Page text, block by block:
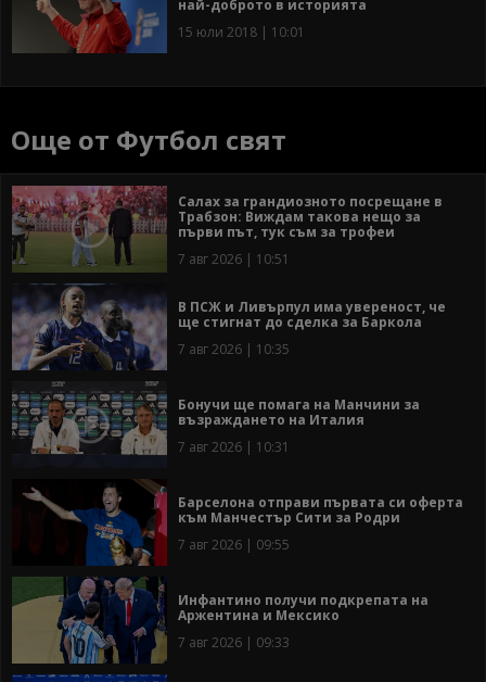
най-доброто в историята
15 юли 2018 | 10:01
Още от Футбол свят
Салах за грандиозното посрещане в
Трабзон: Виждам такова нещо за
първи път, тук съм за трофеи
7 авг 2026 | 10:51
В ПСЖ и Ливърпул има увереност, че
ще стигнат до сделка за Баркола
7 авг 2026 | 10:35
Бонучи ще помага на Манчини за
възраждането на Италия
7 авг 2026 | 10:31
Барселона отправи първата си оферта
към Манчестър Сити за Родри
7 авг 2026 | 09:55
Инфантино получи подкрепата на
Аржентина и Мексико
7 авг 2026 | 09:33